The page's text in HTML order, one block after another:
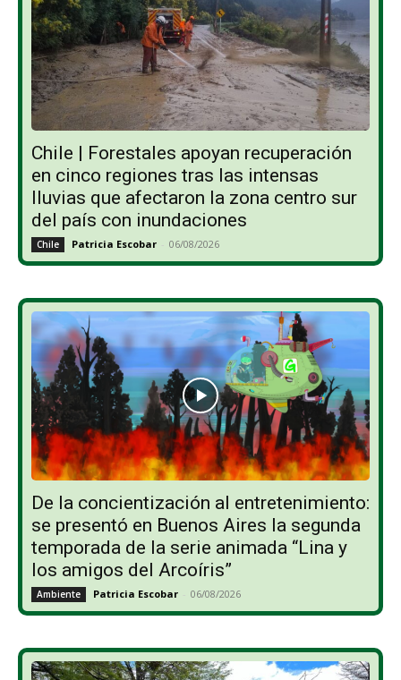
Chile | Forestales apoyan recuperación
en cinco regiones tras las intensas
lluvias que afectaron la zona centro sur
del país con inundaciones
Chile Patricia Escobar - 06/08/2026
De la concientización al entretenimiento:
se presentó en Buenos Aires la segunda
temporada de la serie animada “Lina y
los amigos del Arcoíris”
Ambiente Patricia Escobar - 06/08/2026